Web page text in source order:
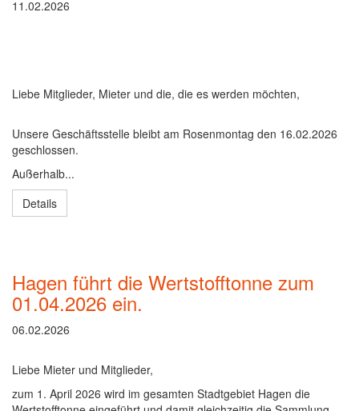
11.02.2026
Liebe Mitglieder, Mieter und die, die es werden möchten,
Unsere Geschäftsstelle bleibt am Rosenmontag den 16.02.2026
geschlossen.
Außerhalb...
Details
Hagen führt die Wertstofftonne zum
01.04.2026 ein.
06.02.2026
Liebe Mieter und Mitglieder,
zum 1. April 2026 wird im gesamten Stadtgebiet Hagen die